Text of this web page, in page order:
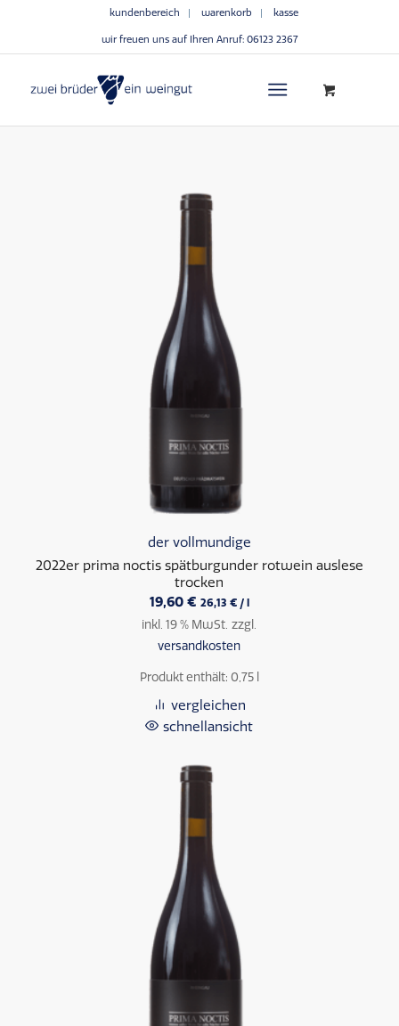
kundenbereich warenkorb kasse
wir freuen uns auf Ihren Anruf: 06123 2367
der vollmundige
2022er prima noctis spätburgunder rotwein auslese
trocken
19,60 € 26,13 €/ l
inkl. 19 % MwSt. zzgl.
versandkosten
Produkt enthält: 0,75
vergleichen
schnellansicht